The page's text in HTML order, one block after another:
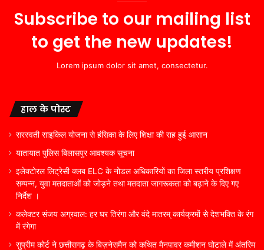
Subscribe to our mailing list
to get the new updates!
Lorem ipsum dolor sit amet, consectetur.
हाल के पोस्ट
सरस्वती साइकिल योजना से हंसिका के लिए शिक्षा की राह हुई आसान
यातायात पुलिस बिलासपुर आवश्यक सूचना
इलेक्टोरल लिट्रेसी क्लब ELC के नोडल अधिकारियों का जिला स्तरीय प्रशिक्षण
सम्पन्न, युवा मतदाताओं को जोड़ने तथा मतदाता जागरूकता को बढ़ाने के दिए गए
निर्देश ।
कलेक्टर संजय अग्रवाल: हर घर तिरंगा और वंदे मातरम् कार्यक्रमों से देशभक्ति के रंग
में रंगेगा
सुप्रीम कोर्ट ने छत्तीसगढ़ के बिज़नेसमैन को कथित मैनपावर कमीशन घोटाले में अंतरिम